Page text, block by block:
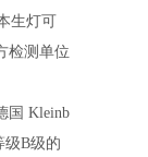
生灯可
检测单位
国 Kleinb
级B级的